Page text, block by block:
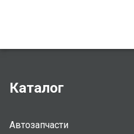
Каталог
Автозапчасти